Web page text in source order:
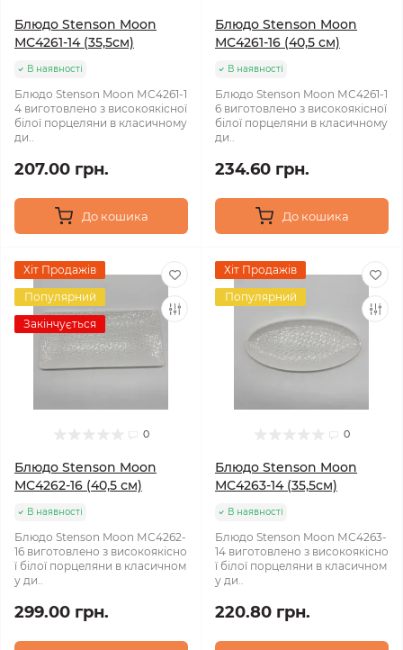
Блюдо Stenson Moon
МС4261-14 (35,5см)
В наявності
Блюдо Stenson Moon МС4261-1
4 виготовлено з високоякісної
білої порцеляни в класичному
ди..
207.00 грн.
До кошика
Блюдо Stenson Moon
МС4261-16 (40,5 см)
В наявності
Блюдо Stenson Moon МС4261-1
6 виготовлено з високоякісної
білої порцеляни в класичному
ди..
234.60 грн.
До кошика
Хіт Продажів
Популярний
Закінчується
0
Блюдо Stenson Moon
МС4262-16 (40,5 см)
В наявності
Блюдо Stenson Moon МС4262-
16 виготовлено з високоякісно
ї білої порцеляни в класичном
у ди..
299.00 грн.
Хіт Продажів
Популярний
0
Блюдо Stenson Moon
МС4263-14 (35,5см)
В наявності
Блюдо Stenson Moon МС4263-
14 виготовлено з високоякісно
ї білої порцеляни в класичном
у ди..
220.80 грн.